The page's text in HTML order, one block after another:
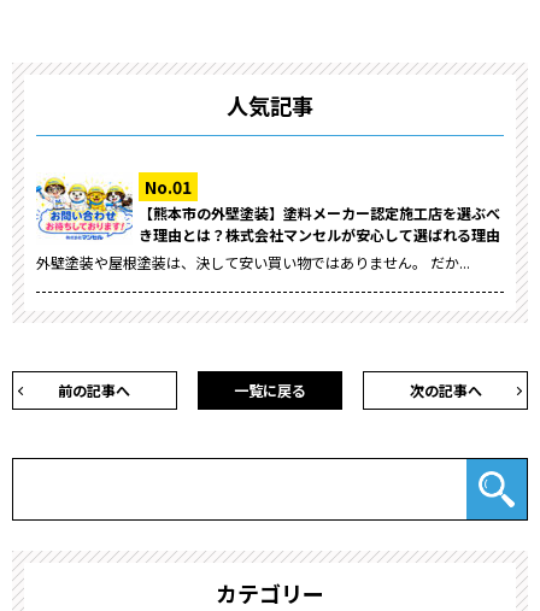
人気記事
【熊本市の外壁塗装】塗料メーカー認定施工店を選ぶべ
き理由とは？株式会社マンセルが安心して選ばれる理由
外壁塗装や屋根塗装は、決して安い買い物ではありません。 だか...
前の記事へ 次の記事へ
一覧に戻る
カテゴリー